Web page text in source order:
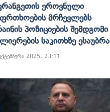
Ეროვნული
Მრჩევლებს
Პოზიციების Შემდგომი
Საკითხზე Ესაუბრა
2025, 23:11